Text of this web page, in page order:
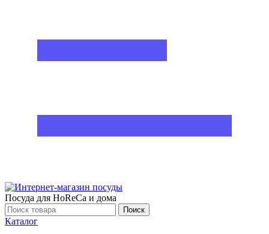
Посуда для HoReCa и дома
Поиск
Каталог